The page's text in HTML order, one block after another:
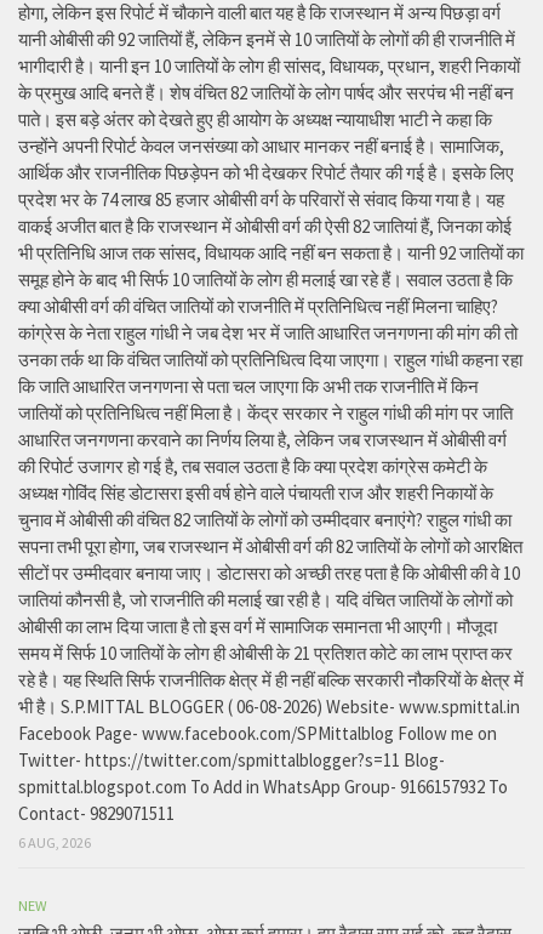
होगा, लेकिन इस रिपोर्ट में चौकाने वाली बात यह है कि राजस्थान में अन्य पिछड़ा वर्ग
यानी ओबीसी की 92 जातियों हैं, लेकिन इनमें से 10 जातियों के लोगों की ही राजनीति में
भागीदारी है। यानी इन 10 जातियों के लोग ही सांसद, विधायक, प्रधान, शहरी निकायों
के प्रमुख आदि बनते हैं। शेष वंचित 82 जातियों के लोग पार्षद और सरपंच भी नहीं बन
पाते। इस बड़े अंतर को देखते हुए ही आयोग के अध्यक्ष न्यायाधीश भाटी ने कहा कि
उन्होंने अपनी रिपोर्ट केवल जनसंख्या को आधार मानकर नहीं बनाई है। सामाजिक,
आर्थिक और राजनीतिक पिछड़ेपन को भी देखकर रिपोर्ट तैयार की गई है। इसके लिए
प्रदेश भर के 74 लाख 85 हजार ओबीसी वर्ग के परिवारों से संवाद किया गया है। यह
वाकई अजीत बात है कि राजस्थान में ओबीसी वर्ग की ऐसी 82 जातियां हैं, जिनका कोई
भी प्रतिनिधि आज तक सांसद, विधायक आदि नहीं बन सकता है। यानी 92 जातियों का
समूह होने के बाद भी सिर्फ 10 जातियों के लोग ही मलाई खा रहे हैं। सवाल उठता है कि
क्या ओबीसी वर्ग की वंचित जातियों को राजनीति में प्रतिनिधित्व नहीं मिलना चाहिए?
कांग्रेस के नेता राहुल गांधी ने जब देश भर में जाति आधारित जनगणना की मांग की तो
उनका तर्क था कि वंचित जातियों को प्रतिनिधित्व दिया जाएगा। राहुल गांधी कहना रहा
कि जाति आधारित जनगणना से पता चल जाएगा कि अभी तक राजनीति में किन
जातियों को प्रतिनिधित्व नहीं मिला है। केंद्र सरकार ने राहुल गांधी की मांग पर जाति
आधारित जनगणना करवाने का निर्णय लिया है, लेकिन जब राजस्थान में ओबीसी वर्ग
की रिपोर्ट उजागर हो गई है, तब सवाल उठता है कि क्या प्रदेश कांग्रेस कमेटी के
अध्यक्ष गोविंद सिंह डोटासरा इसी वर्ष होने वाले पंचायती राज और शहरी निकायों के
चुनाव में ओबीसी की वंचित 82 जातियों के लोगों को उम्मीदवार बनाएंगे? राहुल गांधी का
सपना तभी पूरा होगा, जब राजस्थान में ओबीसी वर्ग की 82 जातियों के लोगों को आरक्षित
सीटों पर उम्मीदवार बनाया जाए। डोटासरा को अच्छी तरह पता है कि ओबीसी की वे 10
जातियां कौनसी है, जो राजनीति की मलाई खा रही है। यदि वंचित जातियों के लोगों को
ओबीसी का लाभ दिया जाता है तो इस वर्ग में सामाजिक समानता भी आएगी। मौजूदा
समय में सिर्फ 10 जातियों के लोग ही ओबीसी के 21 प्रतिशत कोटे का लाभ प्राप्त कर
रहे है। यह स्थिति सिर्फ राजनीतिक क्षेत्र में ही नहीं बल्कि सरकारी नौकरियों के क्षेत्र में
भी है। S.P.MITTAL BLOGGER ( 06-08-2026) Website- www.spmittal.in
Facebook Page- www.facebook.com/SPMittalblog Follow me on
Twitter- https://twitter.com/spmittalblogger?s=11 Blog-
spmittal.blogspot.com To Add in WhatsApp Group- 9166157932 To
Contact- 9829071511
6 AUG, 2026
NEW